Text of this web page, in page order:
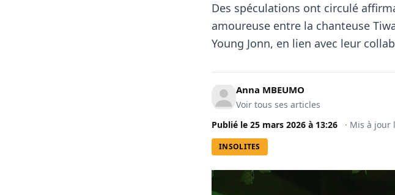
Des spéculations ont circulé
amoureuse entre la chanteuse
Young Jonn, en lien avec leur
Anna MBEUMO
Voir tous ses articles
Publié le 25 mars 2026 à 13:26 · Mis à jour
INSOLITES